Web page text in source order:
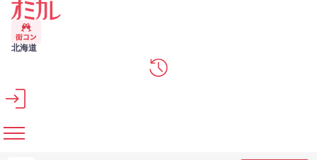
メインコンテンツへスキップ
北海道